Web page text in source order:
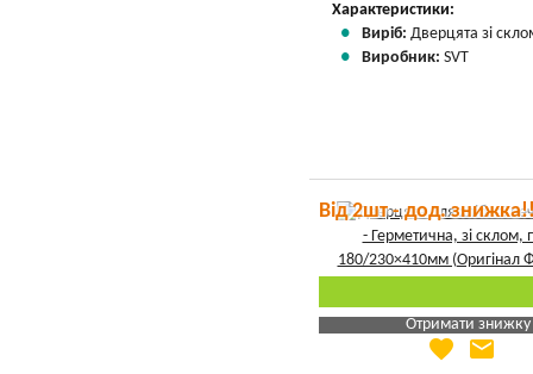
Характеристики:
Виріб: Дверцята зі
Виробник: SVT
Від 2шт - дод.
Отримати знижку
Яка Ваша ціна
favorite email